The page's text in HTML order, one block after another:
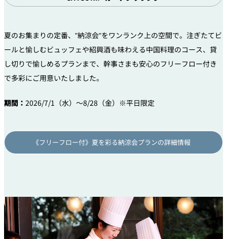
夏のお集まりの定番、"納涼会"をワンランク上の空間で。注ぎたてビ
ールと愉しむビュッフェや紹興酒も味わえる中国料理のコース、貸
し切りで愉しめるプランまで、幹事さまも安心のフリーフロー付き
で多彩にご用意いたしました。
期間： 2026/7/1（水）～8/28（金）※平日限定
《フリーフロー付》夏を彩る納涼会プランの詳細情報